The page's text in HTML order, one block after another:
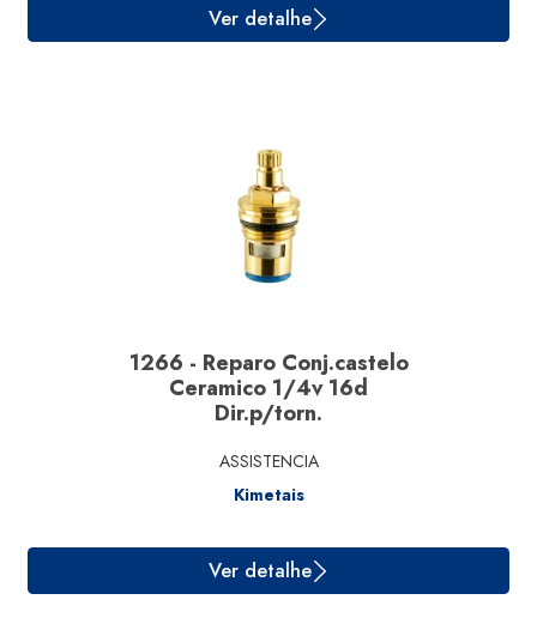
1266 - Reparo Conj.castelo
Ceramico 1/4v 16d
Dir.p/torn.
ASSISTENCIA
Kimetais